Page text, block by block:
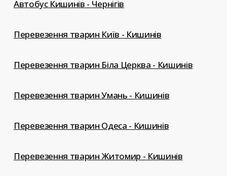
Автобус Кишинів - Чернігів
Перевезення тварин Київ - Кишинів
Перевезення тварин Біла Церква - Кишинів
Перевезення тварин Умань - Кишинів
Перевезення тварин Одеса - Кишинів
Перевезення тварин Житомир - Кишинів